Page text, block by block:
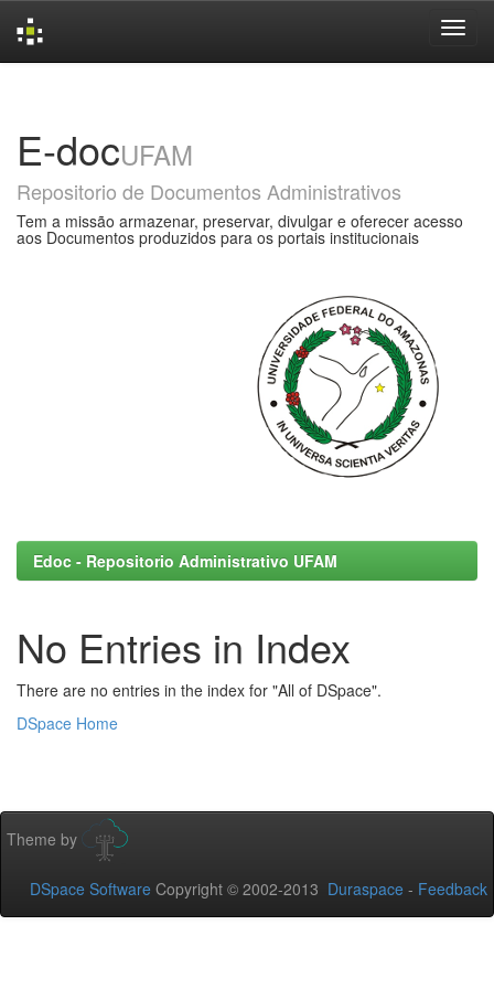
E-docUFAM
Repositorio de Documentos Administrativos
Tem a missão armazenar, preservar, divulgar e oferecer acesso
aos Documentos produzidos para os portais institucionais
Edoc - Repositorio Administrativo UFAM
No Entries in Index
There are no entries in the index for "All of DSpace".
DSpace Home
Theme by
DSpace Software Copyright © 2002-2013 Duraspace - Feedback